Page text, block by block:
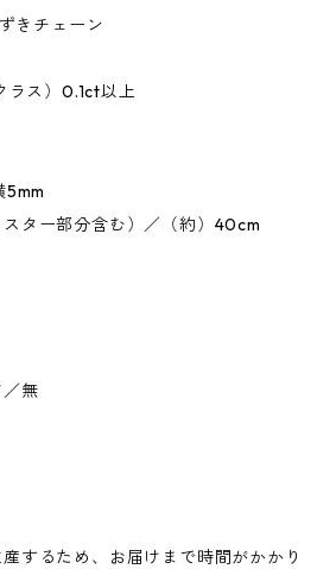
きチェーン
ラス）0.1ct以上
5mm
ター部分含む）／（約）40cm
無
するため、お届けまで時間がかかり